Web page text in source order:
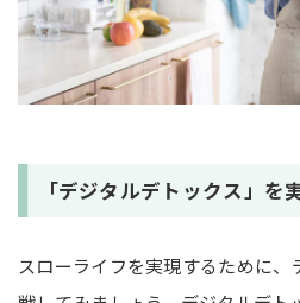
「デジタルデトックス」を
スローライフを実現するために